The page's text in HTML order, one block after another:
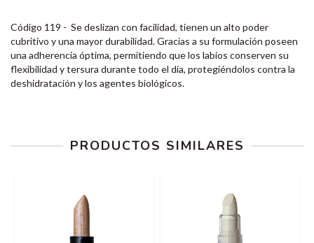
Código 119 - Se deslizan con facilidad, tienen un alto poder
cubritivo y una mayor durabilidad. Gracias a su formulación poseen
una adherencia óptima, permitiendo que los labios conserven su
flexibilidad y tersura durante todo el día, protegiéndolos contra la
deshidratación y los agentes biológicos.
PRODUCTOS SIMILARES